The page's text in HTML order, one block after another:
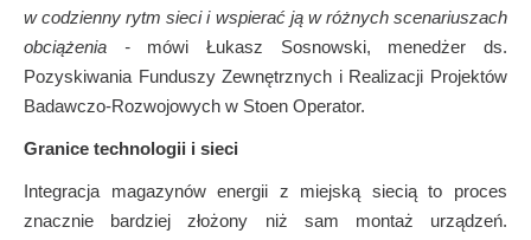
w codzienny rytm sieci i wspierać ją w różnych scenariuszach
obciążenia - mówi Łukasz Sosnowski, menedżer ds.
Pozyskiwania Funduszy Zewnętrznych i Realizacji Projektów
Badawczo-Rozwojowych w Stoen Operator.
Granice technologii i sieci
Integracja magazynów energii z miejską siecią to proces
znacznie bardziej złożony niż sam montaż urządzeń.